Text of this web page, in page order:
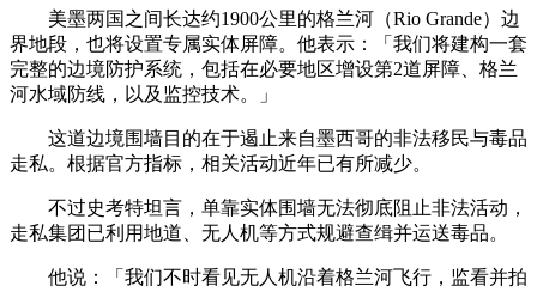
美墨两国之间长达约1900公里的格兰河（Rio Grande）边
界地段，也将设置专属实体屏障。他表示：「我们将建构一套
完整的边境防护系统，包括在必要地区增设第2道屏障、格兰
河水域防线，以及监控技术。」
这道边境围墙目的在于遏止来自墨西哥的非法移民与毒品
走私。根据官方指标，相关活动近年已有所减少。
不过史考特坦言，单靠实体围墙无法彻底阻止非法活动，
走私集团已利用地道、无人机等方式规避查缉并运送毒品。
他说：「我们不时看见无人机沿着格兰河飞行，监看并拍